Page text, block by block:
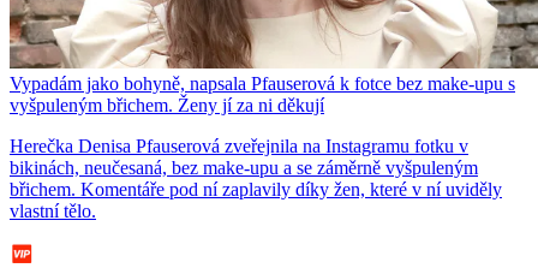
Vypadám jako bohyně, napsala Pfauserová k fotce bez make-upu s
vyšpuleným břichem. Ženy jí za ni děkují
Herečka Denisa Pfauserová zveřejnila na Instagramu fotku v
bikinách, neučesaná, bez make-upu a se záměrně vyšpuleným
břichem. Komentáře pod ní zaplavily díky žen, které v ní uviděly
vlastní tělo.